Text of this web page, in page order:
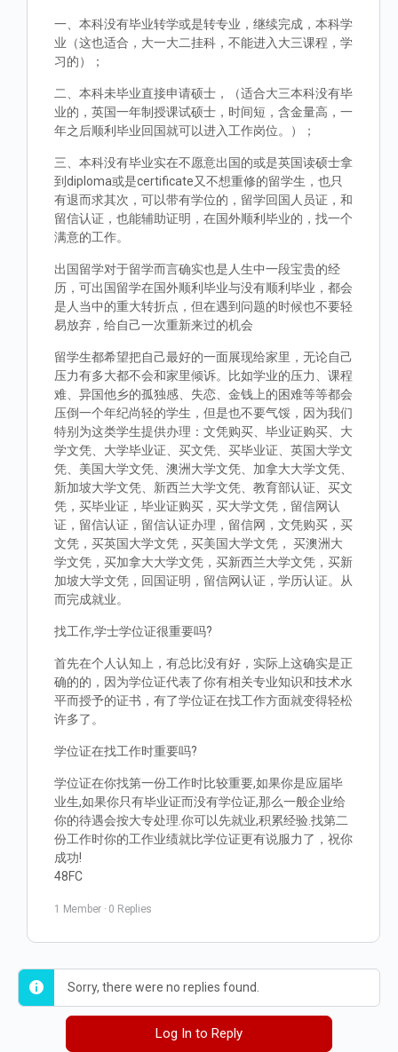
一、本科没有毕业转学或是转专业，继续完成，本科学
业（这也适合，大一大二挂科，不能进入大三课程，学
习的）；
二、本科未毕业直接申请硕士，（适合大三本科没有毕
业的，英国一年制授课试硕士，时间短，含金量高，一
年之后顺利毕业回国就可以进入工作岗位。）；
三、本科没有毕业实在不愿意出国的或是英国读硕士拿
到diploma或是certificate又不想重修的留学生，也只
有退而求其次，可以带有学位的，留学回国人员证，和
留信认证，也能辅助证明，在国外顺利毕业的，找一个
满意的工作。
出国留学对于留学而言确实也是人生中一段宝贵的经
历，可出国留学在国外顺利毕业与没有顺利毕业，都会
是人当中的重大转折点，但在遇到问题的时候也不要轻
易放弃，给自己一次重新来过的机会
留学生都希望把自己最好的一面展现给家里，无论自己
压力有多大都不会和家里倾诉。比如学业的压力、课程
难、异国他乡的孤独感、失恋、金钱上的困难等等都会
压倒一个年纪尚轻的学生，但是也不要气馁，因为我们
特别为这类学生提供办理：文凭购买、毕业证购买、大
学文凭、大学毕业证、买文凭、买毕业证、英国大学文
凭、美国大学文凭、澳洲大学文凭、加拿大大学文凭、
新加坡大学文凭、新西兰大学文凭、教育部认证、买文
凭，买毕业证，毕业证购买，买大学文凭，留信网认
证，留信认证，留信认证办理，留信网，文凭购买，买
文凭，买英国大学文凭，买美国大学文凭， 买澳洲大
学文凭，买加拿大大学文凭，买新西兰大学文凭，买新
加坡大学文凭，回国证明，留信网认证，学历认证。从
而完成就业。
找工作,学士学位证很重要吗?
首先在个人认知上，有总比没有好，实际上这确实是正
确的的，因为学位证代表了你有相关专业知识和技术水
平而授予的证书，有了学位证在找工作方面就变得轻松
许多了。
学位证在找工作时重要吗?
学位证在你找第一份工作时比较重要,如果你是应届毕
业生,如果你只有毕业证而没有学位证,那么一般企业给
你的待遇会按大专处理.你可以先就业,积累经验.找第二
份工作时你的工作业绩就比学位证更有说服力了，祝你
成功!
48FC
1 Member · 0 Replies
Sorry, there were no replies found.
Log In to Reply